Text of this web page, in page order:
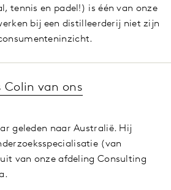
tennis en padel!) is één van onze
bij een distilleerderij niet zijn
Colin van ons
geleden naar Australië. Hij
(van
van onze afdeling Consulting